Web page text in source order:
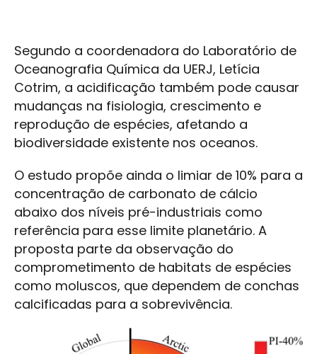
Segundo a coordenadora do Laboratório de
Oceanografia Química da UERJ, Letícia
Cotrim, a acidificação também pode causar
mudanças na fisiologia, crescimento e
reprodução de espécies, afetando a
biodiversidade existente nos oceanos.
O estudo propõe ainda o limiar de 10% para a
concentração de carbonato de cálcio
abaixo dos níveis pré-industriais como
referência para esse limite planetário. A
proposta parte da observação do
comprometimento de habitats de espécies
como moluscos, que dependem de conchas
calcificadas para a sobrevivência.